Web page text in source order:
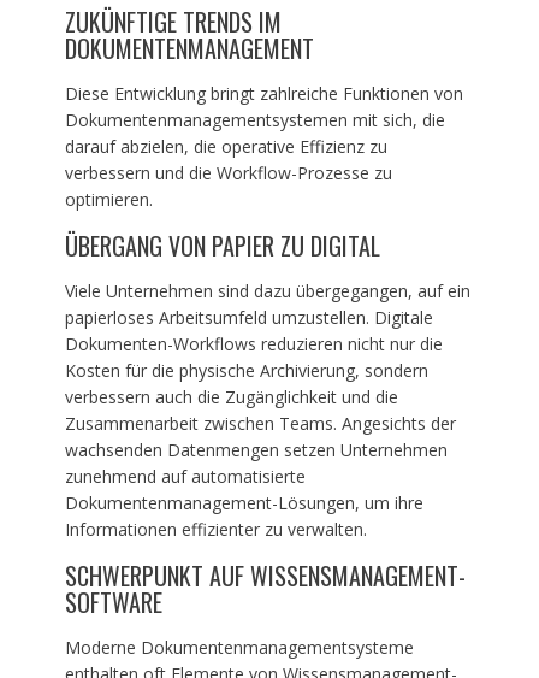
ZUKÜNFTIGE TRENDS IM
DOKUMENTENMANAGEMENT
Diese Entwicklung bringt zahlreiche Funktionen von
Dokumentenmanagementsystemen mit sich, die
darauf abzielen, die operative Effizienz zu
verbessern und die Workflow-Prozesse zu
optimieren.
ÜBERGANG VON PAPIER ZU DIGITAL
Viele Unternehmen sind dazu übergegangen, auf ein
papierloses Arbeitsumfeld umzustellen. Digitale
Dokumenten-Workflows reduzieren nicht nur die
Kosten für die physische Archivierung, sondern
verbessern auch die Zugänglichkeit und die
Zusammenarbeit zwischen Teams. Angesichts der
wachsenden Datenmengen setzen Unternehmen
zunehmend auf automatisierte
Dokumentenmanagement-Lösungen, um ihre
Informationen effizienter zu verwalten.
SCHWERPUNKT AUF WISSENSMANAGEMENT-
SOFTWARE
Moderne Dokumentenmanagementsysteme